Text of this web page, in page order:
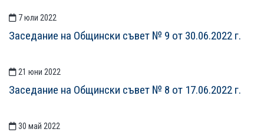
7 юли 2022
Заседание на Общински съвет № 9 от 30.06.2022 г.
21 юни 2022
Заседание на Общински съвет № 8 от 17.06.2022 г.
30 май 2022